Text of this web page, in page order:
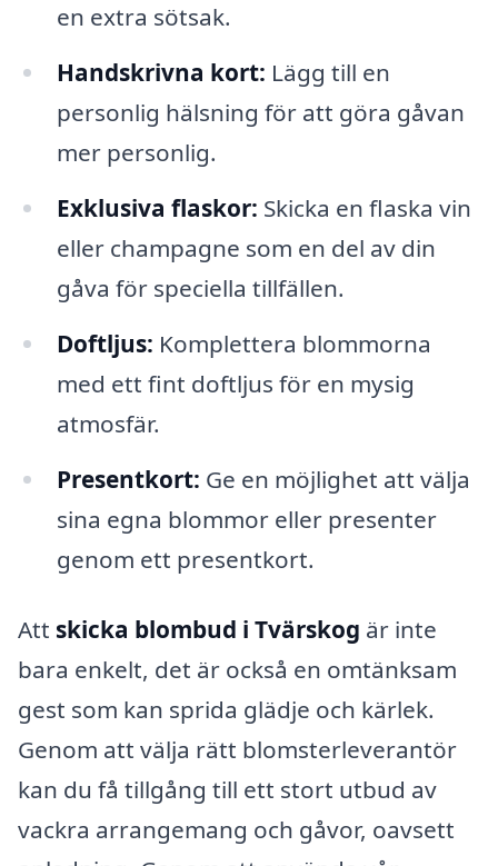
en extra sötsak.
Handskrivna kort: Lägg till en
personlig hälsning för att göra gåvan
mer personlig.
Exklusiva flaskor: Skicka en flaska vin
eller champagne som en del av din
gåva för speciella tillfällen.
Doftljus: Komplettera blommorna
med ett fint doftljus för en mysig
atmosfär.
Presentkort: Ge en möjlighet att välja
sina egna blommor eller presenter
genom ett presentkort.
Att skicka blombud i Tvärskog är inte
bara enkelt, det är också en omtänksam
gest som kan sprida glädje och kärlek.
Genom att välja rätt blomsterleverantör
kan du få tillgång till ett stort utbud av
vackra arrangemang och gåvor, oavsett